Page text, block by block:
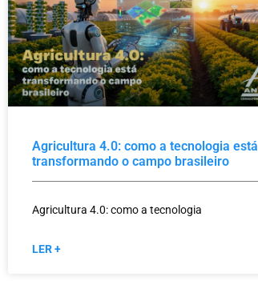
Agricultura 4.0: como a tecnologia está
transformando o campo brasileiro
Agricultura 4.0: como a tecnologia
LER +